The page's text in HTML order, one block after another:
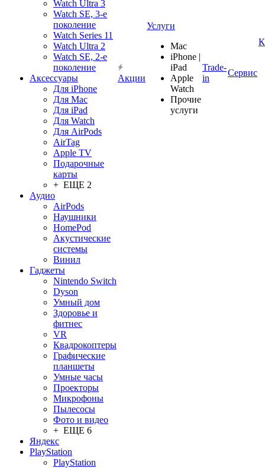
Watch Ultra 3
Watch SE, 3-е
поколение
Watch Series 11
Watch Ultra 2
Watch SE, 2-е
поколение
Аксессуары
Для iPhone
Для Mac
Для iPad
Для Watch
Для AirPods
AirTag
Apple TV
Подарочные
карты
+ ЕЩЕ 2
Аудио
AirPods
Наушники
HomePod
Акустические
системы
Винил
Гаджеты
Nintendo Switch
Dyson
Умный дом
Здоровье и
фитнес
VR
Квадрокоптеры
Графические
планшеты
Умные часы
Проекторы
Микрофоны
Пылесосы
Фото и видео
+ ЕЩЕ 6
Яндекс
PlayStation
PlayStation
Акции
Услуги
Mac
iPhone |
iPad
Apple
Watch
Прочие
услуги
Trade-
in
Сервис